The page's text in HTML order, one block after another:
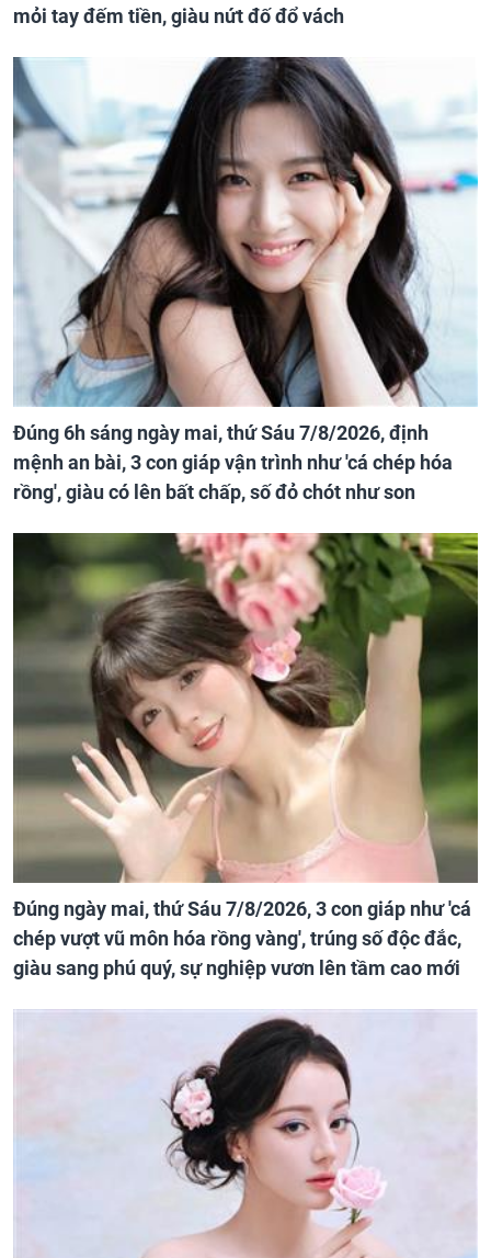
mỏi tay đếm tiền, giàu nứt đố đổ vách
Đúng 6h sáng ngày mai, thứ Sáu 7/8/2026, định
mệnh an bài, 3 con giáp vận trình như 'cá chép hóa
rồng', giàu có lên bất chấp, số đỏ chót như son
Đúng ngày mai, thứ Sáu 7/8/2026, 3 con giáp như 'cá
chép vượt vũ môn hóa rồng vàng', trúng số độc đắc,
giàu sang phú quý, sự nghiệp vươn lên tầm cao mới